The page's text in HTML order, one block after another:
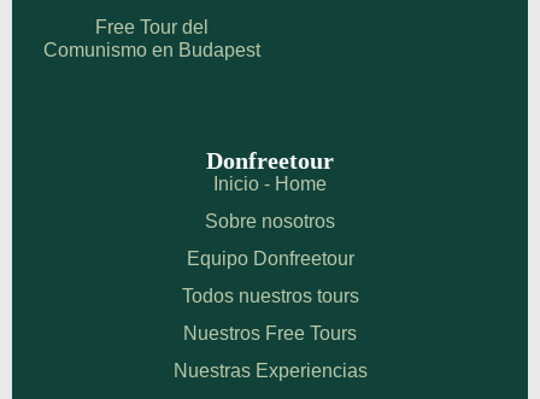
Free Tour del
Comunismo en Budapest
Donfreetour
Inicio - Home
Sobre nosotros
Equipo Donfreetour
Todos nuestros tours
Nuestros Free Tours
Nuestras Experiencias